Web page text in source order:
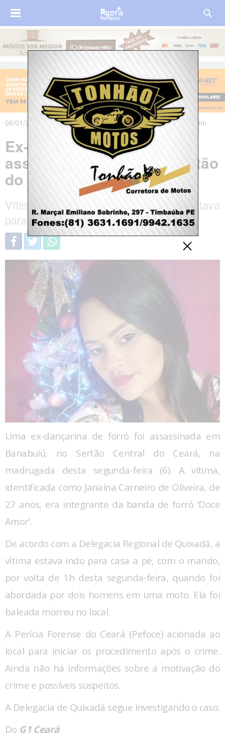
06/01/2020 às 13h48m - Atualizado em 07/01/2020 às 01h29m
Ex-dançarina de forró é
assassinada a tiros no Sertão
do Ceará
Vítima foi atingida por tiros enquanto voltava
para casa com o marido.
Uma ex-dançarina de forró foi assassinada em
Banabuiú, no Sertão Central do Ceará, na
madrugada desta segunda-feira (6). A vítima,
identificada como Janaína Carneiro de Oliveira, de
27 anos, era integrante da banda de forró 'Doce
Amor'.
De acordo com a Delegacia Regional de Quixadá, a
vítima estava indo para casa a pé, com o marido,
por volta de 1h desta segunda-feira, quando foi
abordada por dois homens em uma moto. Ela foi
baleada morreu no local.
A Perícia Forense do Ceará (Pefoce) acionada ao
local para iniciar os procedimento após o crime.
Ainda não há informações sobre a motivação do
crime e possíveis suspeitos.
A Delegacia de Quixadá segue investigando o caso.
Do G1 Ceará